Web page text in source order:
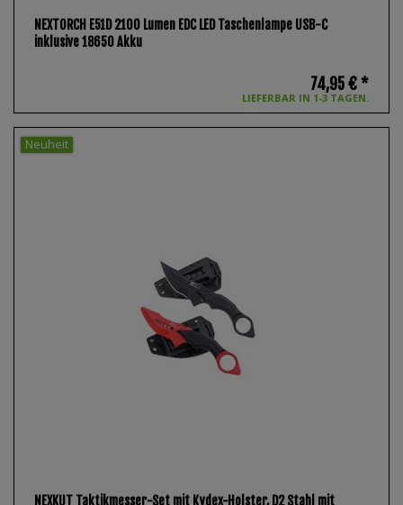
NEXTORCH E51D 2100 Lumen EDC LED Taschenlampe USB-C
inklusive 18650 Akku
LIEFERBAR IN 1-3 TAGEN.
74,95 € *
Neuheit
NEXKUT Taktikmesser-Set mit Kydex-Holster, D2 Stahl mit